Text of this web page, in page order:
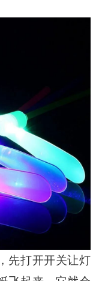
先打开开关让灯